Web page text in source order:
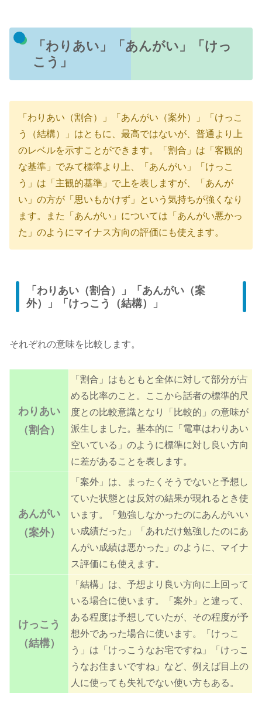
「わりあい」「あんがい」「けっ
こう」
「わりあい（割合）」「あんがい（案外）」「けっこ
う（結構）」はともに、最高ではないが、普通より上
のレベルを示すことができます。「割合」は「客観的
な基準」でみて標準より上、「あんがい」「けっこ
う」は「主観的基準」で上を表しますが、「あんが
い」の方が「思いもかけず」という気持ちが強くなり
ます。また「あんがい」については「あんがい悪かっ
た」のようにマイナス方向の評価にも使えます。
「わりあい（割合）」「あんがい（案
外）」「けっこう（結構）」
それぞれの意味を比較します。
わりあい
（割合）
「割合」はもともと全体に対して部分が占
める比率のこと。ここから話者の標準的尺
度との比較意識となり「比較的」の意味が
派生しました。基本的に「電車はわりあい
空いている」のように標準に対し良い方向
に差があることを表します。
あんがい
（案外）
「案外」は、まったくそうでないと予想し
ていた状態とは反対の結果が現れるとき使
います。「勉強しなかったのにあんがいい
い成績だった」「あれだけ勉強したのにあ
んがい成績は悪かった」のように、マイナ
ス評価にも使えます。
けっこう
（結構）
「結構」は、予想より良い方向に上回って
いる場合に使います。「案外」と違って、
ある程度は予想していたが、その程度が予
想外であった場合に使います。「けっこ
う」は「けっこうなお宅ですね」「けっこ
うなお住まいですね」など、例えば目上の
人に使っても失礼でない使い方もある。